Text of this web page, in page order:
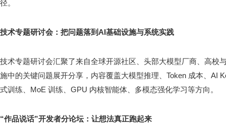
径。
技术专题研讨会：把问题落到AI基础设施与系统实践
技术专题研讨会汇聚了来自全球开源社区、头部大模型厂商、高校
施中的关键问题展开分享，内容覆盖大模型推理、Token 成本、AI
式训练、MoE 训练、GPU 内核智能体、多模态强化学习等方向。
“作品说话”开发者分论坛 ：让想法真正跑起来